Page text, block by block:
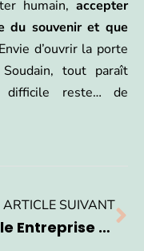
humain, accepter
du souvenir et que
d’ouvrir la porte
tout paraît
reste… de
ARTICLE SUIVANT
Quelle Entreprise Choisir Pour L’installation De Votre Store Banne À Vaulx-En-Velin ?